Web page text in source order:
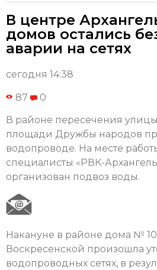
В центре
домов остались
аварии на сетях
сегодня 14:38
87 0
В районе пересечения
площади Дружбы народов
водопроводе. На месте
специалисты «РВК-
организован подвоз воды.
Накануне в районе дома №
Воскресенской произошла
водопроводных сетях, в